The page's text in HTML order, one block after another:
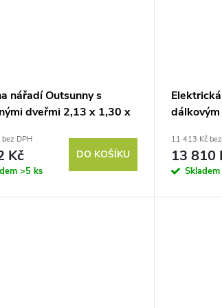
nářadí Outsunny s
dveřmi 2,13 x 1,30 x
DPH
Kč
>5 ks
DO KOŠÍKU
tmavě
11 413 Kč
13 810
Skladem